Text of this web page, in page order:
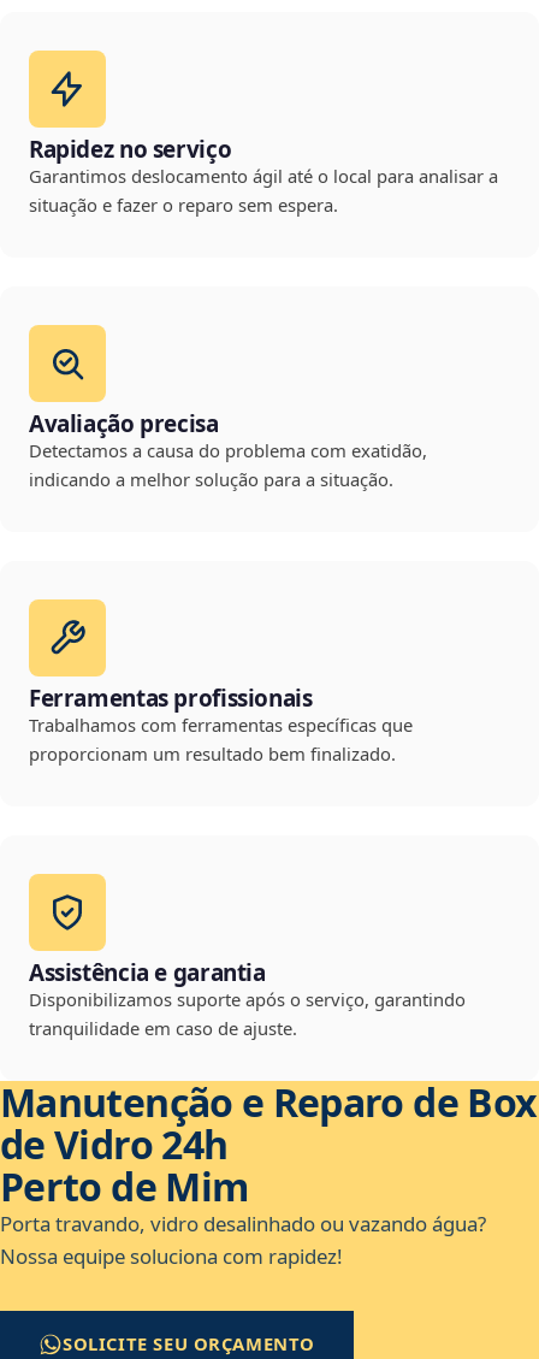
Rapidez no serviço
Garantimos deslocamento ágil até o local para analisar a
situação e fazer o reparo sem espera.
Avaliação precisa
Detectamos a causa do problema com exatidão,
indicando a melhor solução para a situação.
Ferramentas profissionais
Trabalhamos com ferramentas específicas que
proporcionam um resultado bem finalizado.
Assistência e garantia
Disponibilizamos suporte após o serviço, garantindo
tranquilidade em caso de ajuste.
Manutenção e Reparo de Box
de Vidro 24h
Perto de Mim
Porta travando, vidro desalinhado ou vazando água?
Nossa equipe soluciona com rapidez!
SOLICITE SEU ORÇAMENTO